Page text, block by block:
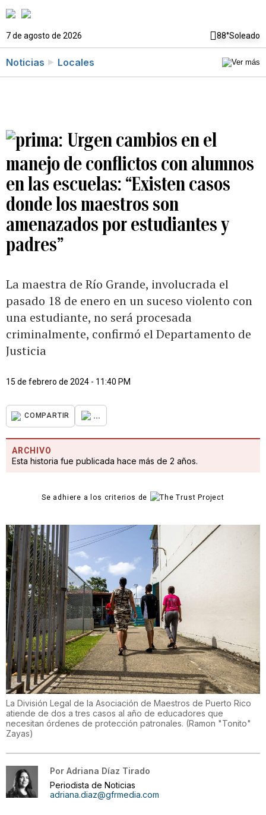
7 de agosto de 2026 88°Soleado
Noticias Locales
Urgen cambios en el
manejo de conflictos con alumnos
en las escuelas: “Existen casos
donde los maestros son
amenazados por estudiantes y
padres”
La maestra de Río Grande, involucrada el
pasado 18 de enero en un suceso violento con
una estudiante, no será procesada
criminalmente, confirmó el Departamento de
Justicia
15 de febrero de 2024 - 11:40 PM
COMPARTIR ...
ARCHIVO
Esta historia fue publicada hace más de 2 años.
Se adhiere a los criterios de
La División Legal de la Asociación de Maestros de Puerto Rico
atiende de dos a tres casos al año de educadores que
necesitan órdenes de protección patronales. (Ramon "Tonito"
Zayas)
Por Adriana Díaz Tirado
Periodista de Noticias
adriana.diaz@gfrmedia.com